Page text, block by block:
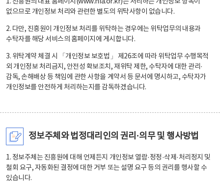
없으므로 개인정보 처리와 관련한 별도의 위탁사항이 없습니다.
2. 다만, 진흥원이 개인정보 처리를 위탁하는 경우에는 위탁업무의 내용과
수탁자를 해당 서비스의 홈페이지에 게시합니다.
3. 위탁계약 체결 시 「개인정보 보호법」 제26조에 따라 위탁업무 수행목적
외 개인정보 처리금지, 안전성 확보조치, 재위탁 제한, 수탁자에 대한 관리·
감독, 손해배상 등 책임에 관한 사항을 계약서 등 문서에 명시하고, 수탁자가
개인정보를 안전하게 처리하는지를 감독하겠습니다.
정보주체와 법정대리인의 권리·의무 및 행사방법
1. 정보주체는 진흥원에 대해 언제든지 개인정보 열람·정정·삭제·처리정지 및
철회 요구, 자동화된 결정에 대한 거부 또는 설명 요구 등의 권리를 행사할 수
있습니다.